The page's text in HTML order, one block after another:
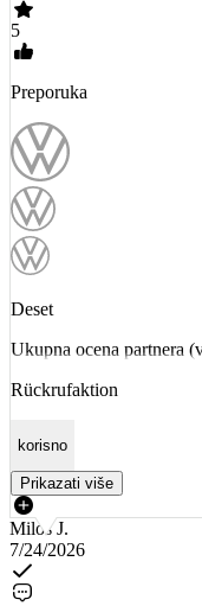
5
Preporuka
Deset
Ukupna ocena partnera
Rückrufaktion
korisno
Prikazati više
Miloš J.
7/24/2026